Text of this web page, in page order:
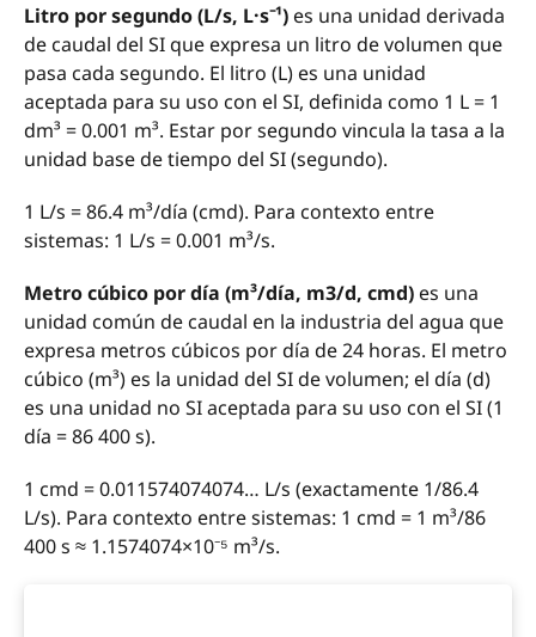
Litro por segundo (L/s, L·s⁻¹) es una unidad derivada
de caudal del SI que expresa un litro de volumen que
pasa cada segundo. El litro (L) es una unidad
aceptada para su uso con el SI, definida como 1 L = 1
dm³ = 0.001 m³. Estar por segundo vincula la tasa a la
unidad base de tiempo del SI (segundo).
1 L/s = 86.4 m³/día (cmd). Para contexto entre
sistemas: 1 L/s = 0.001 m³/s.
Metro cúbico por día (m³/día, m3/d, cmd) es una
unidad común de caudal en la industria del agua que
expresa metros cúbicos por día de 24 horas. El metro
cúbico (m³) es la unidad del SI de volumen; el día (d)
es una unidad no SI aceptada para su uso con el SI (1
día = 86 400 s).
1 cmd = 0.011574074074… L/s (exactamente 1/86.4
L/s). Para contexto entre sistemas: 1 cmd = 1 m³/86
400 s ≈ 1.1574074×10⁻⁵ m³/s.